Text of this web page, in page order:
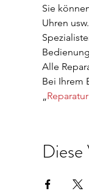
Sie
Uhren
Alle
Bei Ihrem